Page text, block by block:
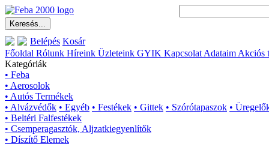
Belépés Kosár
Főoldal Rólunk Híreink Üzleteink GYIK Kapcsolat Adataim Akciós
Kategóriák
• Feba
• Aerosolok
• Autós Termékek
• Alvázvédők • Egyéb • Festékek • Gittek • Szórótapaszok •
• Beltéri Falfestékek
• Csemperagasztók, Aljzatkiegyenlítők
• Díszítő Elemek